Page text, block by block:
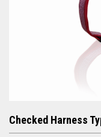
Checked Harness